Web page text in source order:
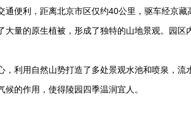
通便利，距离北京市区仅约40公里，驱车经京
大量的原生植被，形成了独特的山地景观。园
，利用自然山势打造了多处景观水池和喷泉，
的作用，使得陵园四季温润宜人。